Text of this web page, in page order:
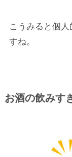
こうみると個
すね。
お酒の飲みす